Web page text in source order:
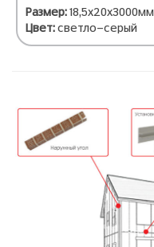
Размер: 18,5х20х3000мм
Цвет: светло-серый